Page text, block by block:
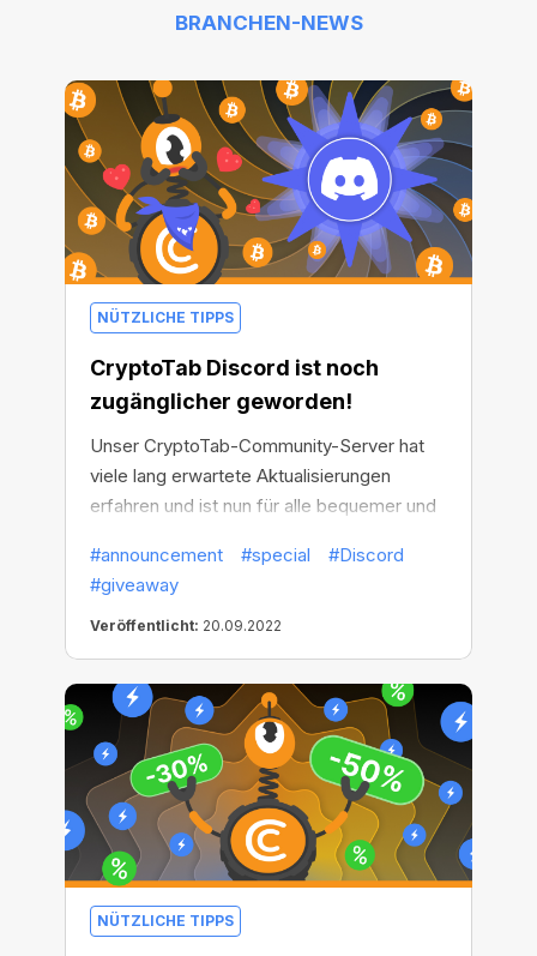
BRANCHEN-NEWS
NÜTZLICHE TIPPS
CryptoTab Discord ist noch
zugänglicher geworden!
Unser CryptoTab-Community-Server hat
viele lang erwartete Aktualisierungen
erfahren und ist nun für alle bequemer und
#announcement
#special
#Discord
#giveaway
Veröffentlicht: 20.09.2022
NÜTZLICHE TIPPS